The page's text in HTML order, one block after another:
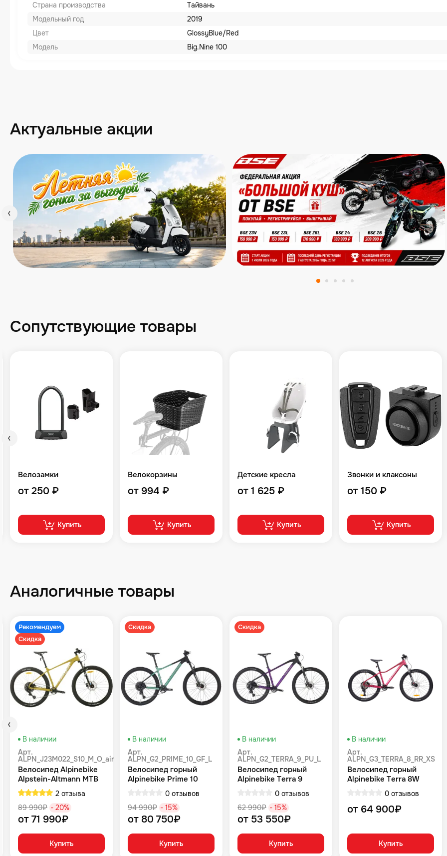
Страна производства
Тайвань
Модельный год
2019
Цвет
GlossyBlue/Red
Модель
Big.Nine 100
Актуальные акции
Сопутствующие товары
Велозамки
от 250 ₽
Купить
Велокорзины
от 994 ₽
Купить
Детские кресла
от 1 625 ₽
Купить
Звонки и клаксоны
от 150 ₽
Купить
Аналогичные товары
Рекомендуем
Скидка
В наличии
Арт.
ALPN_J23M022_S10_M_O_air
Велосипед Alpinebike
Alpstein-Altmann MTB
10 air цвет оливковый
2 отзыва
89 990₽ - 20%
от 71 990₽
Купить
Скидка
В наличии
Арт.
ALPN_G2_PRIME_10_GF_L
Велосипед горный
Alpinebike Prime 10
туманный зеленый
0 отзывов
94 990₽ - 15%
от 80 750₽
Купить
Скидка
В наличии
Арт.
ALPN_G2_TERRA_9_PU_L
Велосипед горный
Alpinebike Terra 9
фиолетовый космос
0 отзывов
62 990₽ - 15%
от 53 550₽
Купить
В наличии
Арт.
ALPN_G3_TERRA_8_RR_XS
Велосипед горный
Alpinebike Terra 8W
0 отзывов
от 64 900₽
Купить